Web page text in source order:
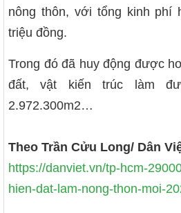
nông thôn, với tổng kinh phí
triệu đồng.
Trong đó đã huy động được
đất, vật kiến trúc làm
2.972.300m2…
Theo Trần Cửu Long/ Dân
https://danviet.vn/tp-hcm-
hien-dat-lam-nong-thon-moi-